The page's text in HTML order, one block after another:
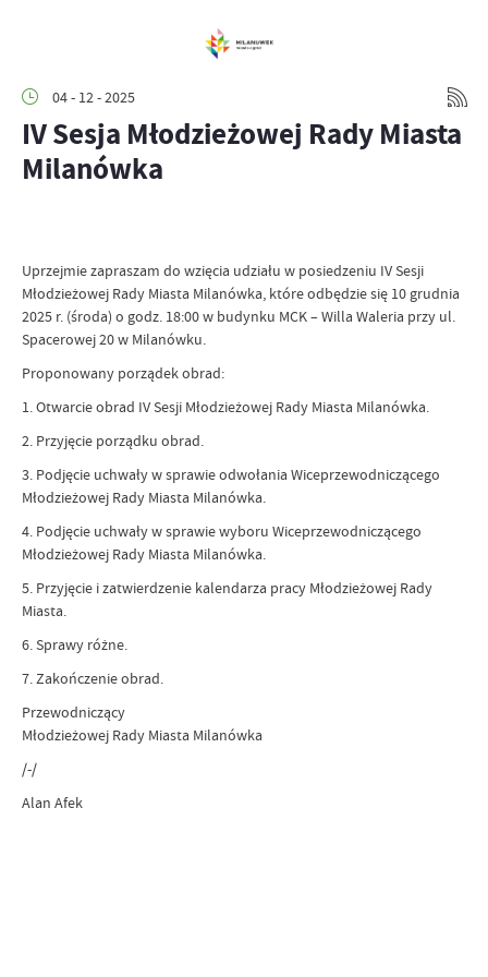
04 - 12 - 2025
IV Sesja Młodzieżowej Rady Miasta
Milanówka
Uprzejmie zapraszam do wzięcia udziału w posiedzeniu IV Sesji
Młodzieżowej Rady Miasta Milanówka, które odbędzie się 10 grudnia
2025 r. (środa) o godz. 18:00 w budynku MCK – Willa Waleria przy ul.
Spacerowej 20 w Milanówku.
Proponowany porządek obrad:
1. Otwarcie obrad IV Sesji Młodzieżowej Rady Miasta Milanówka.
2. Przyjęcie porządku obrad.
3. Podjęcie uchwały w sprawie odwołania Wiceprzewodniczącego
Młodzieżowej Rady Miasta Milanówka.
4. Podjęcie uchwały w sprawie wyboru Wiceprzewodniczącego
Młodzieżowej Rady Miasta Milanówka.
5. Przyjęcie i zatwierdzenie kalendarza pracy Młodzieżowej Rady
Miasta.
6. Sprawy różne.
7. Zakończenie obrad.
Przewodniczący
Młodzieżowej Rady Miasta Milanówka
/-/
Alan Afek